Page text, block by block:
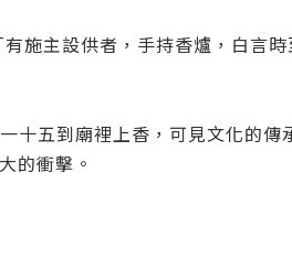
有施主設供者，手持香爐，白言
十五到廟裡上香， 可見文化的傳
的衝擊。